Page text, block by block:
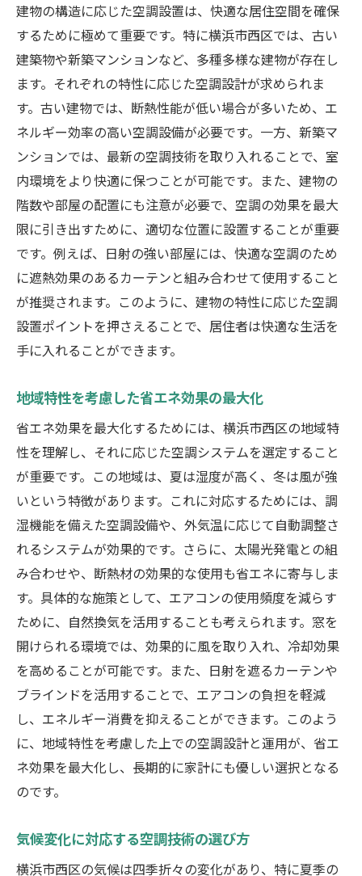
地域社会に貢献する持続可能な選び方
環境保護と快適性を両立するための選択肢
横浜市西区で快適な空調生活最新技術の活用法
AI技術を用いた最適温度管理
空調センサーで実現する効率的な運用
リモートコントロールによる利便性の向上
フィルター交換時期の自動通知機能
快適な睡眠環境を作るための機能
季節ごとの最適運用ガイド
空調設備の選定横浜市西区での実用的アプロー
チ
適切な容量を選ぶためのポイント
使用場所に応じた機種の選定
耐久性と保証期間の確認
多様なニーズに応えるための選び方
プロに相談する際のポイント
横浜市西区の気候に最適な空調設置のヒント
梅雨時の湿度対策に適した空調機能
夏季の高温対策を考慮した設置例
冬季の暖房効率を上げるための工夫
季節ごとの空調運用マニュアル
地元の気候データを活用した選び方
年間を通じて快適に過ごすための空調プラ
ン
建物の構造に応じた空調設置は、快適な居住空間を確保
するために極めて重要です。特に横浜市西区では、古い
建築物や新築マンションなど、多種多様な建物が存在し
ます。それぞれの特性に応じた空調設計が求められま
す。古い建物では、断熱性能が低い場合が多いため、エ
ネルギー効率の高い空調設備が必要です。一方、新築マ
ンションでは、最新の空調技術を取り入れることで、室
内環境をより快適に保つことが可能です。また、建物の
階数や部屋の配置にも注意が必要で、空調の効果を最大
限に引き出すために、適切な位置に設置することが重要
です。例えば、日射の強い部屋には、快適な空調のため
に遮熱効果のあるカーテンと組み合わせて使用すること
が推奨されます。このように、建物の特性に応じた空調
設置ポイントを押さえることで、居住者は快適な生活を
手に入れることができます。
地域特性を考慮した省エネ効果の最大化
省エネ効果を最大化するためには、横浜市西区の地域特
性を理解し、それに応じた空調システムを選定すること
が重要です。この地域は、夏は湿度が高く、冬は風が強
いという特徴があります。これに対応するためには、調
湿機能を備えた空調設備や、外気温に応じて自動調整さ
れるシステムが効果的です。さらに、太陽光発電との組
み合わせや、断熱材の効果的な使用も省エネに寄与しま
す。具体的な施策として、エアコンの使用頻度を減らす
ために、自然換気を活用することも考えられます。窓を
開けられる環境では、効果的に風を取り入れ、冷却効果
を高めることが可能です。また、日射を遮るカーテンや
ブラインドを活用することで、エアコンの負担を軽減
し、エネルギー消費を抑えることができます。このよう
に、地域特性を考慮した上での空調設計と運用が、省エ
ネ効果を最大化し、長期的に家計にも優しい選択となる
のです。
気候変化に対応する空調技術の選び方
横浜市西区の気候は四季折々の変化があり、特に夏季の